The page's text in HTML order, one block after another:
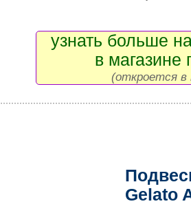
узнать больше
в магазине
(откроется в
Gelato